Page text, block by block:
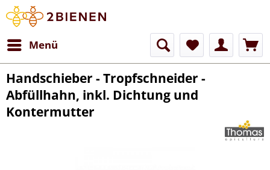
Menü
Handschieber - Tropfschneider -
Abfüllhahn, inkl. Dichtung und
Kontermutter